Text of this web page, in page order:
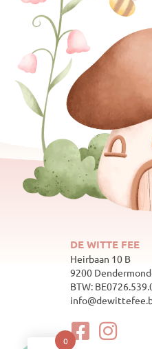
DE WITTE FEE
Heirbaan 10 B
9200
BTW:
0